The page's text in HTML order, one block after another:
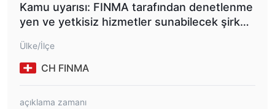
Kamu uyarısı: FINMA tarafından denetlenme
yen ve yetkisiz hizmetler sunabilecek şirketl
capitalaltrion.com.
Ülke/İlçe
CH FINMA
açıklama zamanı